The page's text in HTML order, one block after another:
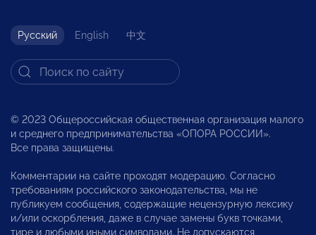
Русский English 中文
© 2023 Общероссийская общественная организация малого
и среднего предпринимательства «ОПОРА РОССИИ».
Все права защищены.
Комментарии на сайте проходят модерацию. Согласно
требованиям российского законодательства, мы не
публикуем сообщения, содержащие нецензурную лексику
и/или оскорбления, даже в случае замены букв точками,
тире и любыми иными символами. Не допускаются